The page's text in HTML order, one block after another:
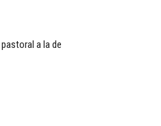
a la de